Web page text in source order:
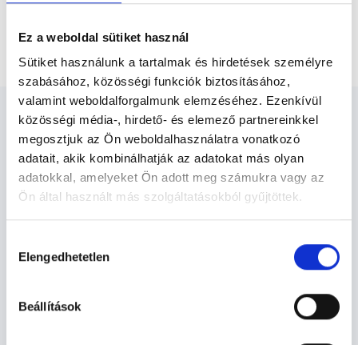
Ez a weboldal sütiket használ
Sütiket használunk a tartalmak és hirdetések személyre
szabásához, közösségi funkciók biztosításához,
valamint weboldalforgalmunk elemzéséhez. Ezenkívül
közösségi média-, hirdető- és elemező partnereinkkel
megosztjuk az Ön weboldalhasználatra vonatkozó
adatait, akik kombinálhatják az adatokat más olyan
adatokkal, amelyeket Ön adott meg számukra vagy az
Ön által használt más szolgáltatásokból gyűjtöttek.
szabályzat:https://foglaljorvost.hu/info/foglaljorvost-
kiválasztása
Elengedhetetlen
Beállítások
Főoldal Diagnoszta
Csípőízület, mindkét oldali - Natív MRI vizsgálat
Diagnoszta - Diagnosztika
SZAKTERÜLETEK
Szolgáltatások